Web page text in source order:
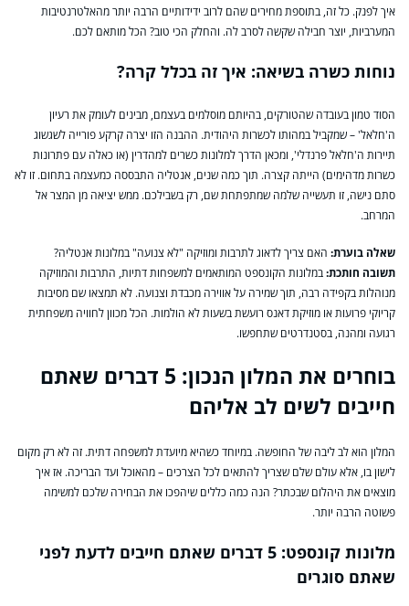
איך לפנק. כל זה, בתוספת מחירים שהם לרוב ידידותיים הרבה יותר מהאלטרנטיבות
המערביות, יוצר חבילה שקשה לסרב לה. והחלק הכי טוב? הכל מותאם לכם.
נוחות כשרה בשיאה: איך זה בכלל קרה?
הסוד טמון בעובדה שהטורקים, בהיותם מוסלמים בעצמם, מבינים לעומק את רעיון
ה'חלאל' – שמקביל במהותו לכשרות היהודית. ההבנה הזו יצרה קרקע פורייה לשגשוג
תיירות ה'חלאל פרנדלי', ומכאן הדרך למלונות כשרים למהדרין (או כאלה עם פתרונות
כשרות מדהימים) הייתה קצרה. תוך כמה שנים, אנטליה התבססה כמעצמה בתחום. זו לא
סתם נישה, זו תעשייה שלמה שמתפתחת שם, רק בשבילכם. ממש יציאה מן המצר אל
המרחב.
שאלה בוערת: האם צריך לדאוג לתרבות ומוזיקה "לא צנועה" במלונות אנטליה?
תשובה חותכת:במלונות הקונספט המותאמים למשפחות דתיות, התרבות והמוזיקה
מנוהלות בקפידה רבה, תוך שמירה על אווירה מכבדת וצנועה. לא תמצאו שם מסיבות
קריוקי פרועות או מוזיקת דאנס רועשת בשעות לא הולמות. הכל מכוון לחוויה משפחתית
רגועה ומהנה, בסטנדרטים שתחפשו.
בוחרים את המלון הנכון: 5 דברים שאתם
חייבים לשים לב אליהם
המלון הוא לב ליבה של החופשה. במיוחד כשהיא מיועדת למשפחה דתית. זה לא רק מקום
לישון בו, אלא עולם שלם שצריך להתאים לכל הצרכים – מהאוכל ועד הבריכה. אז איך
מוצאים את היהלום שבכתר? הנה כמה כללים שיהפכו את הבחירה שלכם למשימה
פשוטה הרבה יותר.
מלונות קונספט: 5 דברים שאתם חייבים לדעת לפני
שאתם סוגרים